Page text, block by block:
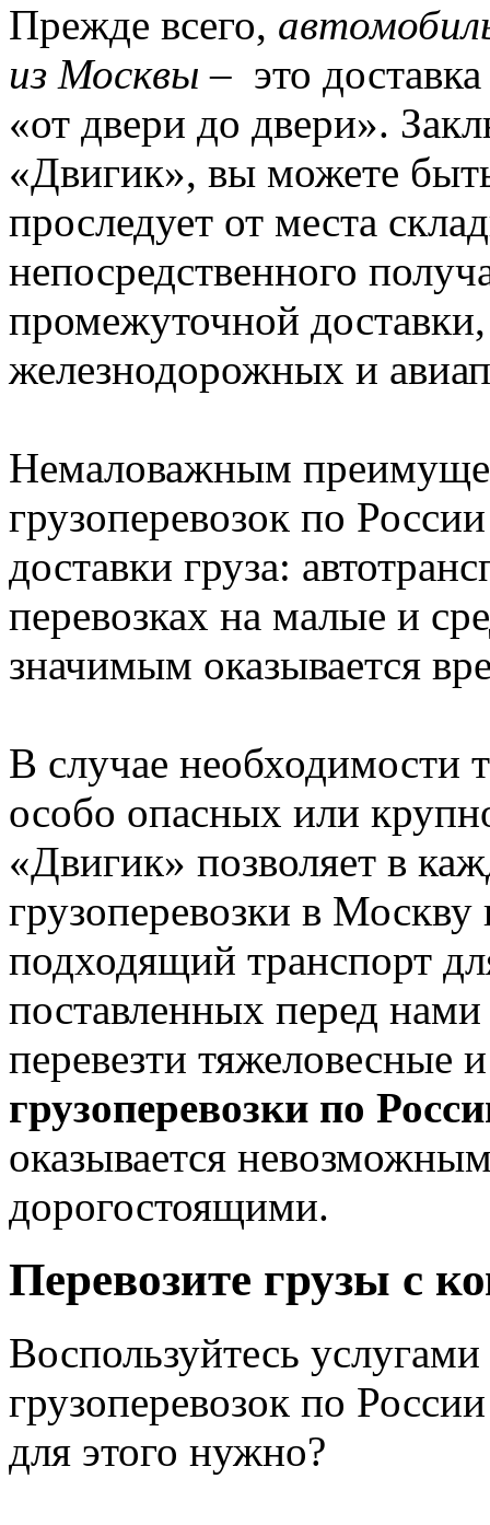
Прежде всего,
из Москвы – это
«от двери до двери».
«Двигик», вы можете
проследует от места
непосредственного
промежуточной
железнодорожных и
Немаловажным
грузоперевозок по
доставки груза:
перевозках на малые и
значимым оказывается
В случае необходимости
особо опасных или
«Двигик» позволяет в
грузоперевозки в
подходящий транспорт
поставленных перед
перевезти тяжеловесные
грузоперевозки по
оказывается
дорогостоящими.
Перевозите грузы с
Воспользуйтесь
грузоперевозок по
для этого нужно?